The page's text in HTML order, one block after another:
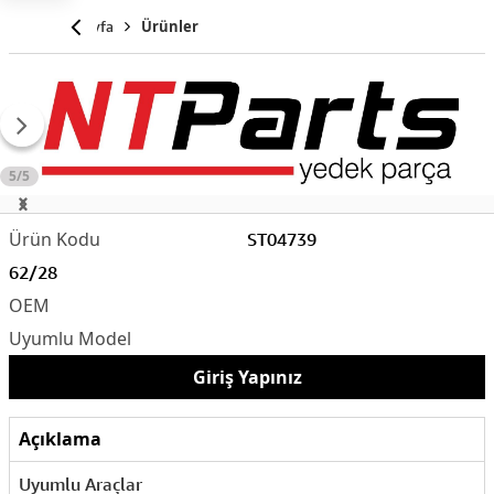
Anasayfa Ürünler
5/5
ST04739
62/28
Giriş Yapınız
Açıklama
Uyumlu Araçlar